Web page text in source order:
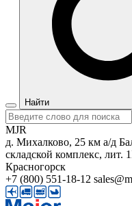
Найти
MJR
д. Михалково, 25 км а/д
складской комплекс, лит.
Красногорск
+7 (800) 551-18-12